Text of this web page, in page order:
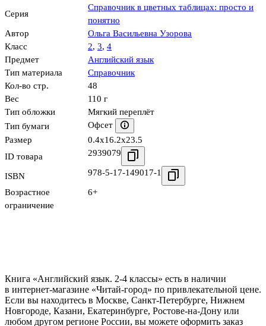
Серия
Справочник в цветных таблицах: просто и
понятно
Автор
Ольга Васильевна Узорова
Класс
2, 3, 4
Предмет
Английский язык
Тип материала
Справочник
Кол-во стр.
48
Вес
110 г
Тип обложки
Мягкий переплёт
Тип бумаги
Офсет
Размер
0.4x16.2x23.5
ID товара
2939079
ISBN 978-5-17-149017-1
Возрастное
ограничение
6+
Книга «Английский язык. 2-4 классы» есть в наличии
в интернет-магазине «Читай-город» по привлекательной цене.
Если вы находитесь в Москве, Санкт-Петербурге, Нижнем
Новгороде, Казани, Екатеринбурге, Ростове-на-Дону или
любом другом регионе России, вы можете оформить заказ